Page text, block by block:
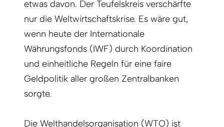
etwas davon. Der Teufelskreis verschärfte
nur die Weltwirtschaftskrise. Es wäre gut,
wenn heute der Internationale
Währungsfonds (IWF) durch Koordination
und einheitliche Regeln für eine faire
Geldpolitik aller großen Zentralbanken
sorgte.
Die Welthandelsorganisation (WTO) ist